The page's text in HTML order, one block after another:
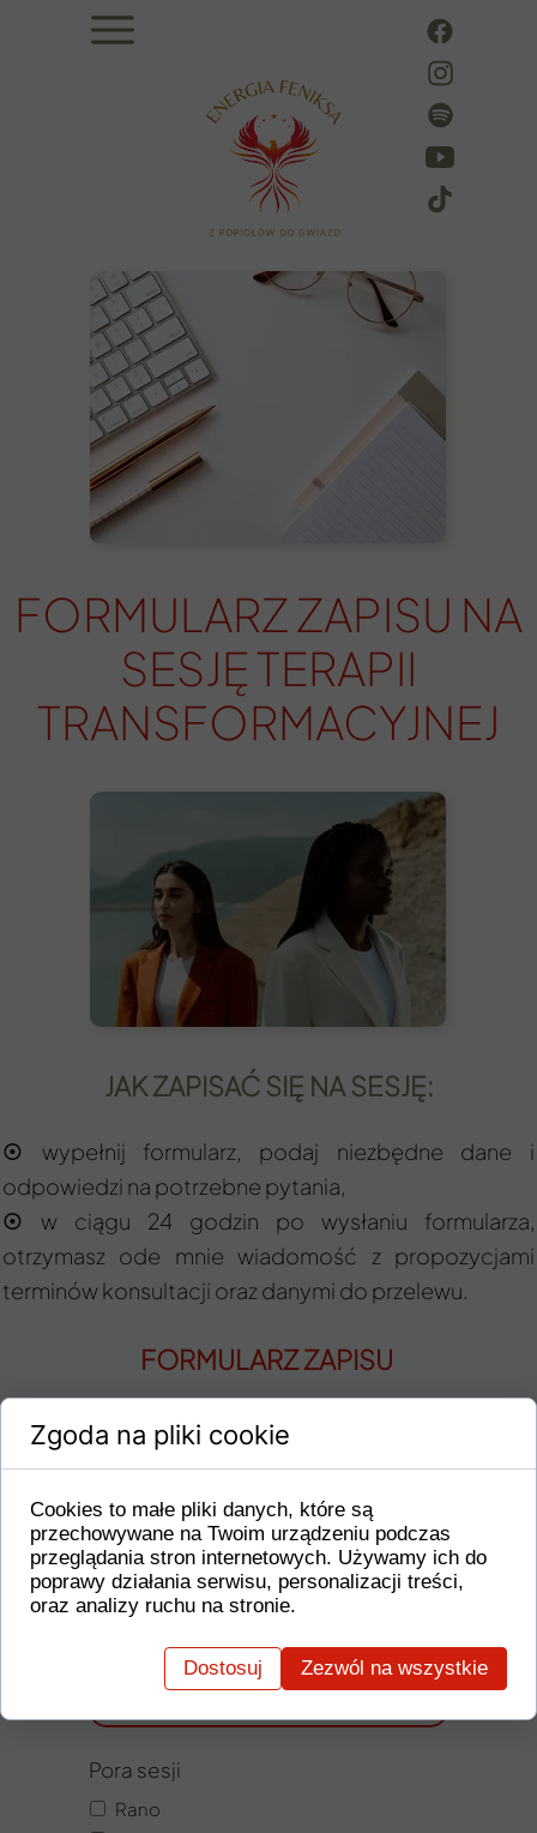
Imię i nazwisko*
E-mail*
Numer telefonu
Pora sesji
Rano
FORMULARZ ZAPISU
JAK ZAPISAĆ SIĘ NA SESJĘ:
☉ wypełnij formularz, podaj niezbędne dane i
odpowiedzi na potrzebne pytania,
☉ w ciągu 24 godzin po wysłaniu formularza,
otrzymasz ode mnie wiadomość z propozycjami
terminów konsultacji oraz danymi do przelewu.
FORMULARZ ZAPISU NA
SESJĘ TERAPII
TRANSFORMACYJNEJ
Zgoda na pliki cookie
Cookies to małe pliki danych, które są
przechowywane na Twoim urządzeniu podczas
przeglądania stron internetowych. Używamy ich do
poprawy działania serwisu, personalizacji treści,
oraz analizy ruchu na stronie.
Dostosuj Zezwól na wszystkie